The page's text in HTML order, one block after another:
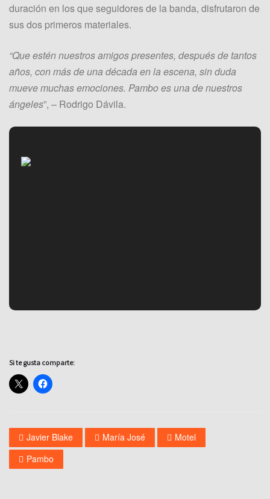
duración en los que seguidores de la banda, disfrutaron de
sus dos primeros materiales.
“Que estén nuestros amigos presentes, después de tantos
años, con más de una década en la escena, sin duda
mueve muchas emociones. Pambo es una de nuestros
ángeles”, – Rodrigo Dávila.
Si te gusta comparte:
Javier Blake María José
Motel
Pambo